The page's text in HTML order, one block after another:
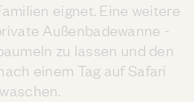
eignet. Eine weitere
Außenbadewanne -
zu lassen und den
einem Tag auf Safari